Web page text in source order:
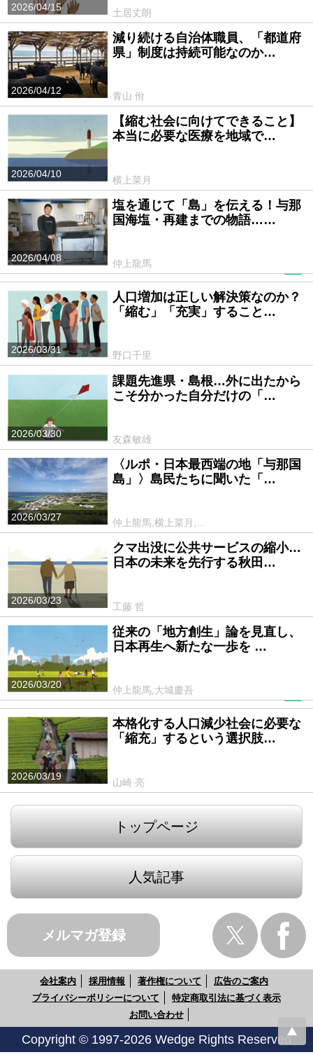
2026/04/15
土居丈朗
2026/04/12
減り続ける自治体職員、「都道府
県」制度は持続可能なのか…
青山 佾
2026/04/10
【縮む社会に向けてできること】
本当に必要な医療を地域で…
横上菜月
2026/04/08
塩を通じて「島」を伝える！与那
国海塩・再建までの物語……
仲上龍馬
2026/03/31
人口増加は正しい解決策なのか？
「縮む」「充実」すること…
野口千里
2026/03/30
課題先進県・島根…外に出たから
こそ分かった自分だけの「…
友森敏雄
2026/03/27
〈ルポ・日本最西端の地「与那国
島」〉島民たちに聞いた「…
仲上龍馬,横上菜月,…
2026/03/23
クマ出没に公共サービスの縮小…
日本の未来を先行する秋田…
工藤 哲
2026/03/20
従来の「地方創生」論を見直し、
日本再生へ新たな一歩を …
仲上龍馬,大城慶吾
2026/03/19
本格化する人口減少社会に必要な
「縮充」するという選択肢…
山崎 亮
トップページ
人気記事
メルマガ登録
会社案内 採用情報 著作権について
広告のご案内
プライバシーポリシーについて
特定商取引法に基づく表示
お問い合わせ
Copyright © 1997-2026 Wedge Rights Reserved